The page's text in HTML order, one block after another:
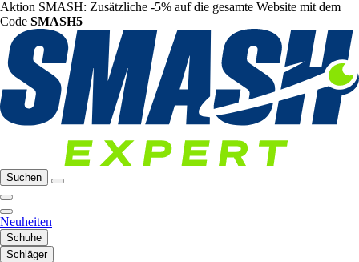
Aktion SMASH: Zusätzliche -5% auf die gesamte Website mit dem
Code SMASH5
Suchen
Neuheiten
Schuhe
Schläger